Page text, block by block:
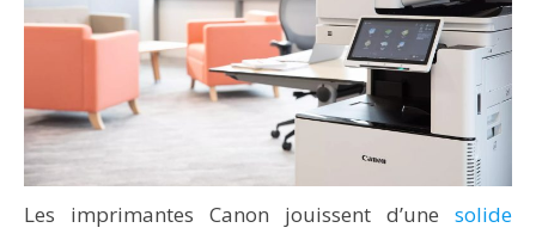
Les imprimantes Canon jouissent d’une solide